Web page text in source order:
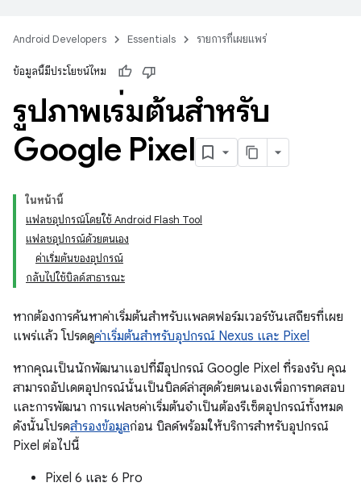
Android Developers Essentials รายการที่เผยแพร่
ข้อมูลนี้มีประโยชน์ไหม
รูปภาพเริ่มต้นสําหรับ
Google Pixel
ในหน้านี้
แฟลชอุปกรณ์โดยใช้ Android Flash Tool
แฟลชอุปกรณ์ด้วยตนเอง
ค่าเริ่มต้นของอุปกรณ์
กลับไปใช้บิลด์สาธารณะ
หากต้องการค้นหาค่าเริ่มต้นสำหรับแพลตฟอร์มเวอร์ชันเสถียรที่เผย
แพร่แล้ว โปรดดูค่าเริ่มต้นสำหรับอุปกรณ์ Nexus และ Pixel
หากคุณเป็นนักพัฒนาแอปที่มีอุปกรณ์ Google Pixel ที่รองรับ คุณ
สามารถอัปเดตอุปกรณ์นั้นเป็นบิลด์ล่าสุดด้วยตนเองเพื่อการทดสอบ
และการพัฒนา การแฟลชค่าเริ่มต้นจำเป็นต้องรีเซ็ตอุปกรณ์ทั้งหมด
ดังนั้นโปรดสำรองข้อมูลก่อน บิลด์พร้อมให้บริการสำหรับอุปกรณ์
Pixel ต่อไปนี้
Pixel 6 และ 6 Pro